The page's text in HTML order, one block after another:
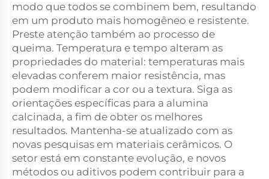
modo que todos se combinem bem, resultando
em um produto mais homogêneo e resistente.
Preste atenção também ao processo de
queima. Temperatura e tempo alteram as
propriedades do material: temperaturas mais
elevadas conferem maior resistência, mas
podem modificar a cor ou a textura. Siga as
orientações específicas para a alumina
calcinada, a fim de obter os melhores
resultados. Mantenha-se atualizado com as
novas pesquisas em materiais cerâmicos. O
setor está em constante evolução, e novos
métodos ou aditivos podem contribuir para a